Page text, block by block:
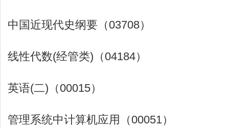
中国近现代史纲要（03708）
线性代数(经管类)（04184）
英语(二)（00015）
管理系统中计算机应用（00051）